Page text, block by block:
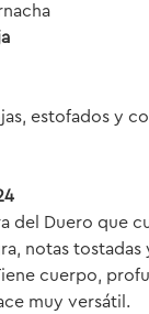
estofados y
del Duero que
notas tostadas
cuerpo,
muy versátil.